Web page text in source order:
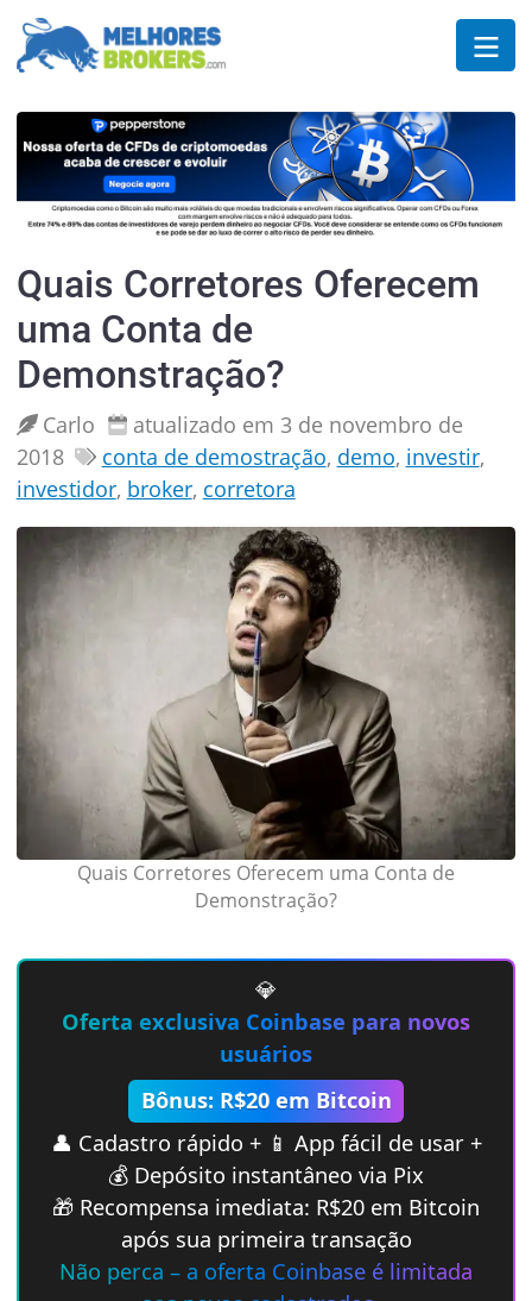
Quais Corretores Oferecem
uma Conta de
Demonstração?
Carlo
atualizado em 3 de novembro de
2018
conta de demostração, demo, investir,
investidor, broker, corretora
Quais Corretores Oferecem uma Conta de
Demonstração?
💎
Oferta exclusiva Coinbase para novos
usuários
Bônus: R$20 em Bitcoin
👤 Cadastro rápido + 📱 App fácil de usar +
💰 Depósito instantâneo via Pix
🎁 Recompensa imediata: R$20 em Bitcoin
após sua primeira transação
Não perca – a oferta Coinbase é limitada